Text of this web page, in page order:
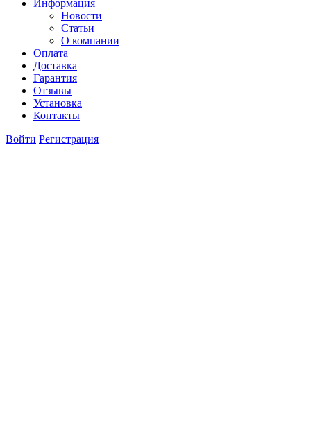
Информация
Новости
Статьи
О компании
Оплата
Доставка
Гарантия
Отзывы
Установка
Контакты
Войти Регистрация